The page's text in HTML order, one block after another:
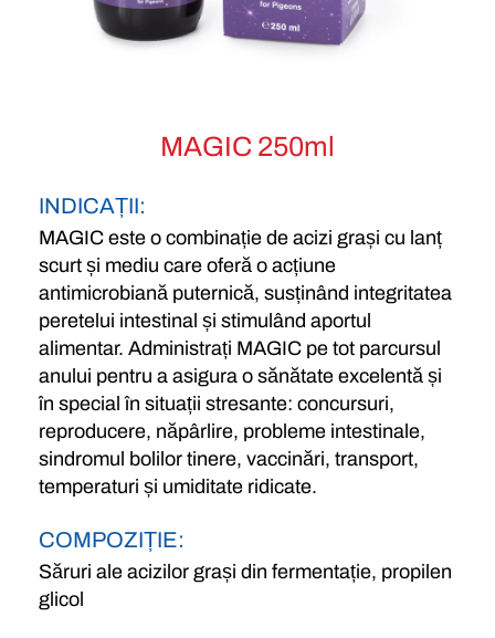
MAGIC 250ml
INDICAȚII:
MAGIC este o combinație de acizi grași cu lanț
scurt și mediu care oferă o acțiune
antimicrobiană puternică, susținând integritatea
peretelui intestinal și stimulând aportul
alimentar. Administrați MAGIC pe tot parcursul
anului pentru a asigura o sănătate excelentă și
în special în situații stresante: concursuri,
reproducere, năpârlire, probleme intestinale,
sindromul bolilor tinere, vaccinări, transport,
temperaturi și umiditate ridicate.
COMPOZIȚIE:
Săruri ale acizilor grași din fermentație, propilen
glicol